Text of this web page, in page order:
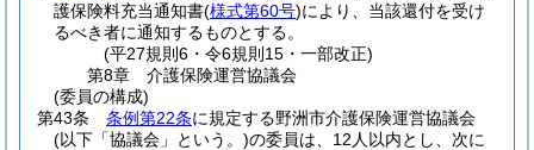
護保険料充当通知書(様式第60号)により、当該還付を受け
るべき者に通知するものとする。
(平27規則6・令6規則15・一部改正)
第8章
介護保険運営協議会
(委員の構成)
第43条
条例第22条に規定する野洲市介護保険運営協議会
(以下「協議会」という。)の委員は、12人以内とし、次に